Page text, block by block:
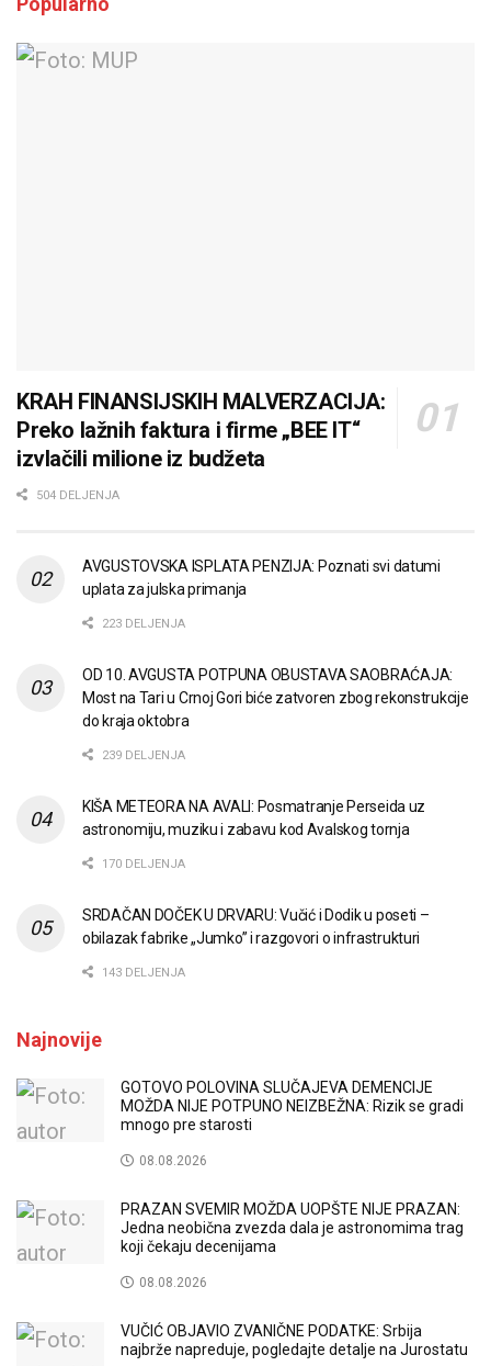
KRAH FINANSIJSKIH MALVERZACIJA:
Preko lažnih faktura i firme „BEE IT“
izvlačili milione iz budžeta
504 DELJENJA
AVGUSTOVSKA ISPLATA PENZIJA: Poznati svi datumi
uplata za julska primanja
223 DELJENJA
OD 10. AVGUSTA POTPUNA OBUSTAVA SAOBRAĆAJA:
Most na Tari u Crnoj Gori biće zatvoren zbog rekonstrukcije
do kraja oktobra
239 DELJENJA
KIŠA METEORA NA AVALI: Posmatranje Perseida uz
astronomiju, muziku i zabavu kod Avalskog tornja
170 DELJENJA
SRDAČAN DOČEK U DRVARU: Vučić i Dodik u poseti –
obilazak fabrike „Jumko” i razgovori o infrastrukturi
143 DELJENJA
Najnovije
GOTOVO POLOVINA SLUČAJEVA DEMENCIJE
MOŽDA NIJE POTPUNO NEIZBEŽNA: Rizik se gradi
mnogo pre starosti
08.08.2026
PRAZAN SVEMIR MOŽDA UOPŠTE NIJE PRAZAN:
Jedna neobična zvezda dala je astronomima trag
koji čekaju decenijama
08.08.2026
VUČIĆ OBJAVIO ZVANIČNE PODATKE: Srbija
najbrže napreduje, pogledajte detalje na Jurostatu